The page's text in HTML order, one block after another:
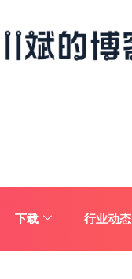
下载 行业动态